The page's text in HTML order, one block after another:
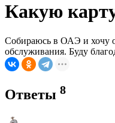
Какую
Собираюсь в ОАЭ и хочу
обслуживания. Буду
Ответы 8